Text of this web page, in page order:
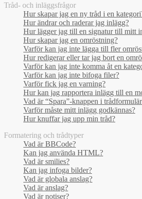
Tråd- och inläggsfrågor
Hur skapar jag en ny tråd i en
Hur ändrar och raderar jag inlägg?
Hur lägger jag till en signatur till mitt
Hur skapar jag en omröstning?
Varför kan jag inte lägga till fler
Hur redigerar eller tar jag bort en
Varför kan jag inte komma åt en
Varför kan jag inte bifoga filer?
Varför fick jag en varning?
Hur kan jag rapportera inlägg till en
Vad är “Spara”-knappen i
Varför måste mitt inlägg godkännas?
Hur knuffar jag upp min tråd?
Formatering och trådtyper
Vad är BBCode?
Kan jag använda HTML?
Vad är smilies?
Kan jag infoga bilder?
Vad är globala anslag?
Vad är anslag?
Vad är notiser?